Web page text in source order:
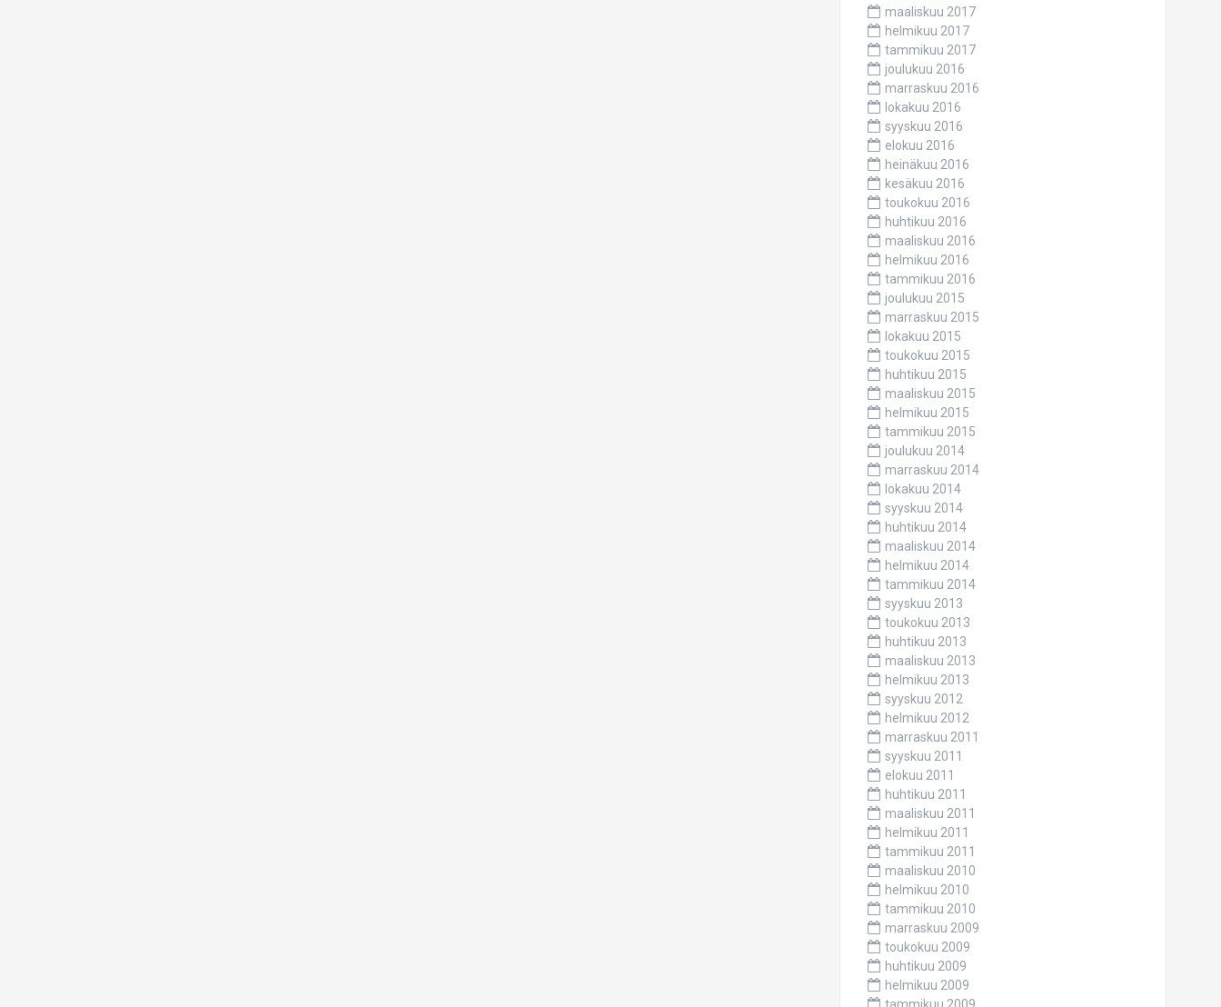
maaliskuu 2017
helmikuu 2017
tammikuu 2017
joulukuu 2016
marraskuu 2016
lokakuu 2016
syyskuu 2016
elokuu 2016
heinäkuu 2016
kesäkuu 2016
toukokuu 2016
huhtikuu 2016
maaliskuu 2016
helmikuu 2016
tammikuu 2016
joulukuu 2015
marraskuu 2015
lokakuu 2015
toukokuu 2015
huhtikuu 2015
maaliskuu 2015
helmikuu 2015
tammikuu 2015
joulukuu 2014
marraskuu 2014
lokakuu 2014
syyskuu 2014
huhtikuu 2014
maaliskuu 2014
helmikuu 2014
tammikuu 2014
syyskuu 2013
toukokuu 2013
huhtikuu 2013
maaliskuu 2013
helmikuu 2013
syyskuu 2012
helmikuu 2012
marraskuu 2011
syyskuu 2011
elokuu 2011
huhtikuu 2011
maaliskuu 2011
helmikuu 2011
tammikuu 2011
maaliskuu 2010
helmikuu 2010
tammikuu 2010
marraskuu 2009
toukokuu 2009
huhtikuu 2009
helmikuu 2009